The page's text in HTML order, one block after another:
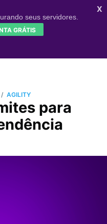
seus servidores.
GRÁTIS
X
/ AGILITY
para